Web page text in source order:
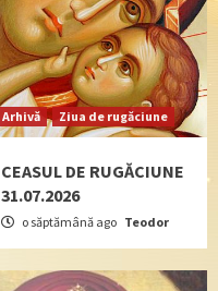
Arhivă Ziua de rugăciune
CEASUL DE RUGĂCIUNE
31.07.2026
o săptămână ago Teodor